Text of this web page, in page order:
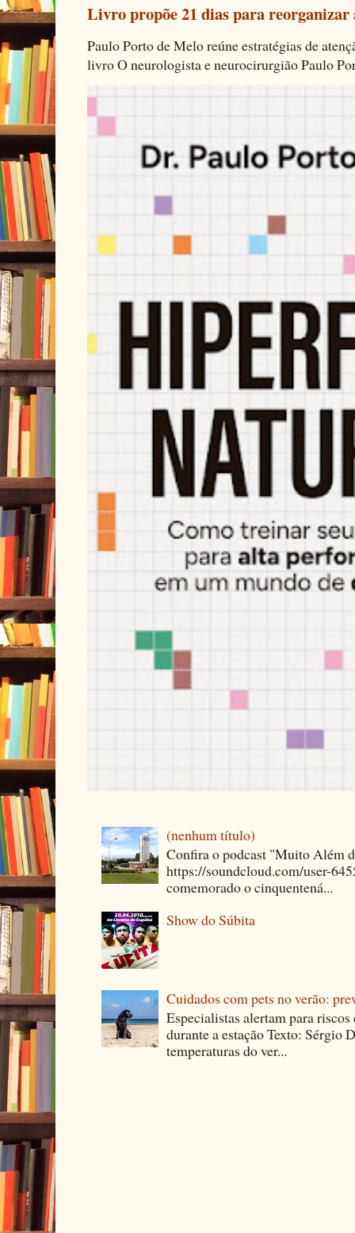
Livro propõe 21 dias para
Paulo Porto de Melo reúne estratégias de
livro O neurologista e neurocirurgião Paulo
(nenhum título)
Confira o podcast "Muito Além
https://soundcloud.com/user-
comemorado o cinquentená...
Show do Súbita
Cuidados com pets no verão:
Especialistas alertam para
durante a estação Texto: Sérgio
temperaturas do ver...